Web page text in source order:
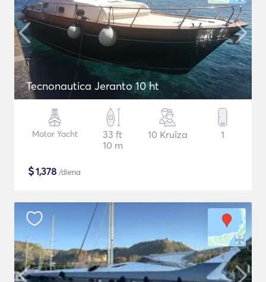
Tecnonautica Jeranto 10 ht
Motor Yacht
33 ft
10 m
10 Kruīza 1
$1,378 /diena